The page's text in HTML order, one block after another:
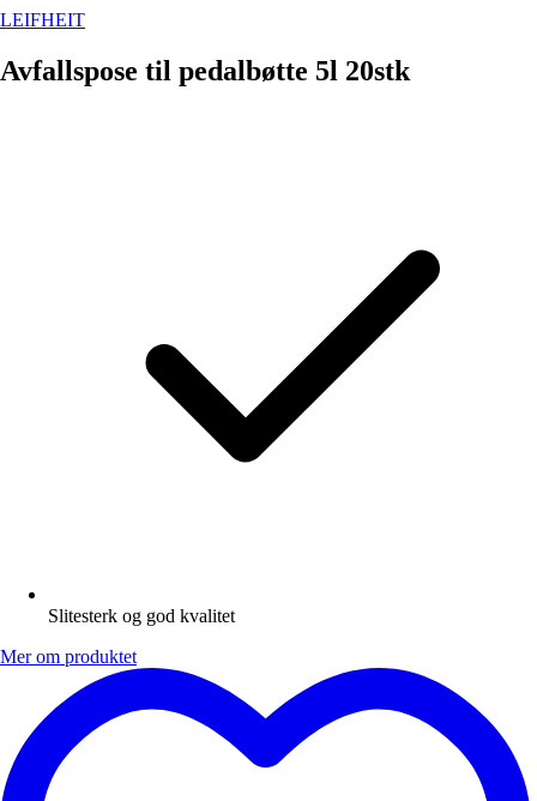
LEIFHEIT
Avfallspose til pedalbøtte 5l 20stk
Slitesterk og god kvalitet
Mer om produktet